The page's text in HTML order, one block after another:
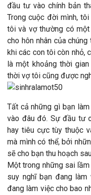
đầu tư vào chính bản
Trong cuộc đời mình,
tôi và vợ thường có một
cho hôn nhân của
khi các con tôi còn nhỏ,
là một khoảng thời
thời vợ tôi cũng được
Tất cả những gì bạn
vào đâu đó. Sự đầu tư
hay tiêu cực tùy thuộc
mà mình có thể, bởi
sẽ cho bạn thu hoạch
Một trong những sai
suy nghĩ bạn đang
đang làm việc cho bao